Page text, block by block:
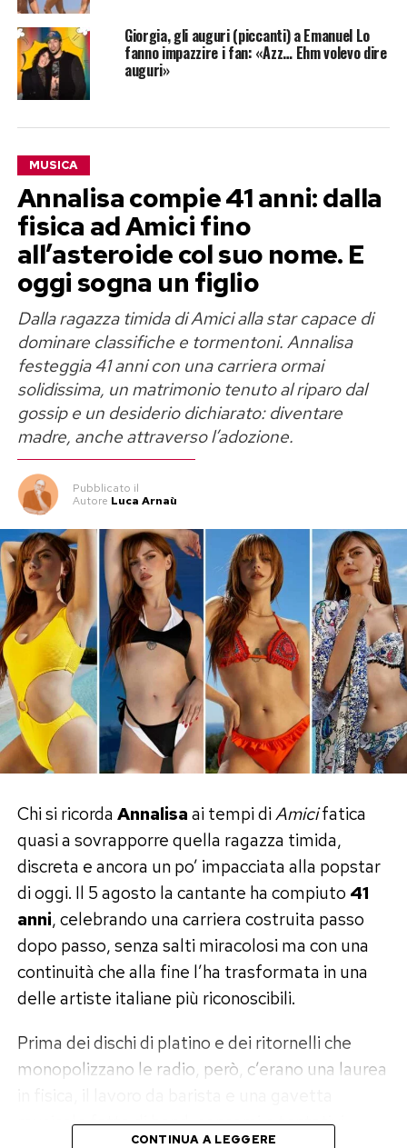
Giorgia, gli auguri (piccanti) a Emanuel Lo
fanno impazzire i fan: «Azz… Ehm volevo dire
auguri»
MUSICA
Annalisa compie 41 anni: dalla
fisica ad Amici fino
all’asteroide col suo nome. E
oggi sogna un figlio
Dalla ragazza timida di Amici alla star capace di
dominare classifiche e tormentoni. Annalisa
festeggia 41 anni con una carriera ormai
solidissima, un matrimonio tenuto al riparo dal
gossip e un desiderio dichiarato: diventare
madre, anche attraverso l’adozione.
Pubblicato il
Autore Luca Arnaù
Chi si ricordaAnnalisaai tempi diAmicifatica
quasi a sovrapporre quella ragazza timida,
discreta e ancora un po’ impacciata alla popstar
di oggi. Il 5 agosto la cantante ha compiuto 41
anni, celebrando una carriera costruita passo
dopo passo, senza salti miracolosi ma con una
continuità che alla fine l’ha trasformata in una
delle artiste italiane più riconoscibili.
Prima dei dischi di platino e dei ritornelli che
monopolizzano le radio, però, c’erano una laurea
musicale fatta di band, concorsi e tentativi.
CONTINUA A LEGGERE